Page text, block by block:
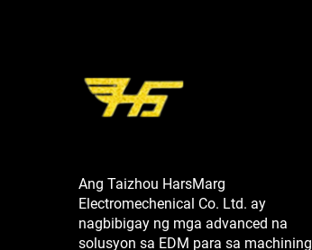
Ang Taizhou HarsMarg
Electromechenical Co. Ltd. ay
nagbibigay ng mga advanced na
solusyon sa EDM para sa machining